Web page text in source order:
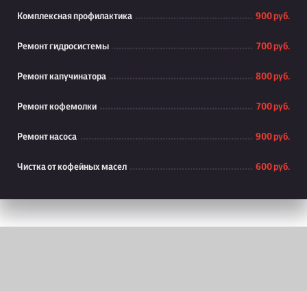
Комплексная профилактика 900 руб.
Ремонт гидросистемы 700 руб.
Ремонт капучинатора 800 руб.
Ремонт кофемолки 700 руб.
Ремонт насоса 900 руб.
Чистка от кофейных масел 600 руб.